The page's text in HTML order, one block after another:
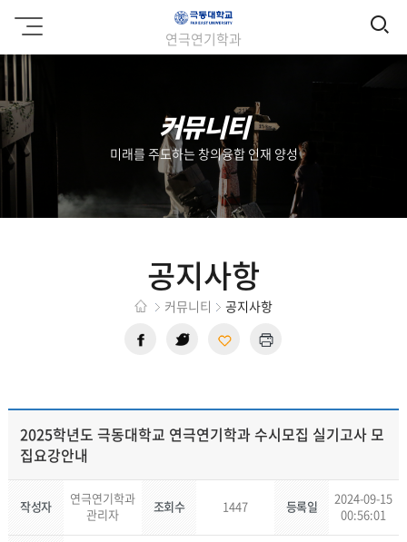
극
동
교
연극연기학과
검
커뮤니티
미래를 주도하는 창의융합 인재 양성
공지사항
커뮤니티 공지사항
2025학년도 극동대학교 연극연기학과 수시모집 실기고사 모
집요강안내
작성자
연극연기학과
관리자
조회수 1447 등록일
2024-09-15
00:56:01